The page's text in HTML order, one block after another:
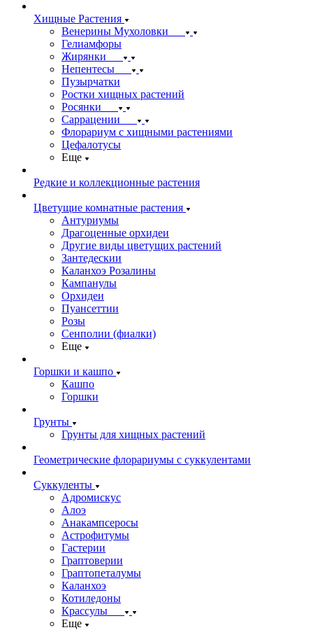
Хищные Растения
Венерины Мухоловки
Гелиамфоры
Жирянки
Непентесы
Пузырчатки
Ростки хищных растений
Росянки
Саррацении
Флорариум с хищными растениями
Цефалотусы
Еще
Редкие и коллекционные растения
Цветущие комнатные растения
Антуриумы
Драгоценные орхидеи
Другие виды цветущих растений
Зантедескии
Каланхоэ Розалины
Кампанулы
Орхидеи
Пуансеттии
Розы
Сенполии (фиалки)
Еще
Горшки и кашпо
Кашпо
Горшки
Грунты
Грунты для хищных растений
Геометрические флорариумы с суккулентами
Суккуленты
Адромискус
Алоэ
Анакампсеросы
Астрофитумы
Гастерии
Граптоверии
Граптопеталумы
Каланхоэ
Котиледоны
Крассулы
Еще